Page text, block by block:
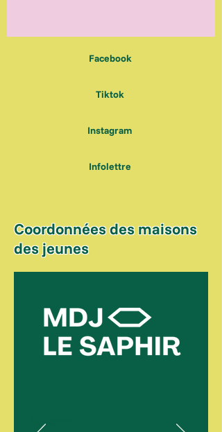
Facebook
Tiktok
Instagram
Infolettre
Coordonnées des maisons
des jeunes
Adresse :